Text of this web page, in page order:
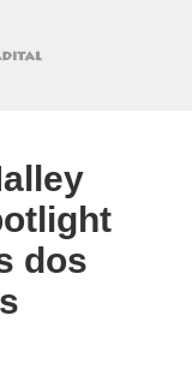
dos